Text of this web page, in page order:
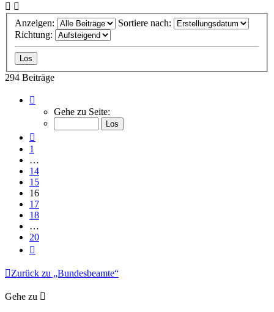
Anzeigen:
Sortiere nach:
Richtung:
294 Beiträge
16
von
Gehe zu Seite:
1
…
14
15
16
17
18
…
20
Zurück zu „Bundesbeamte“
Gehe zu